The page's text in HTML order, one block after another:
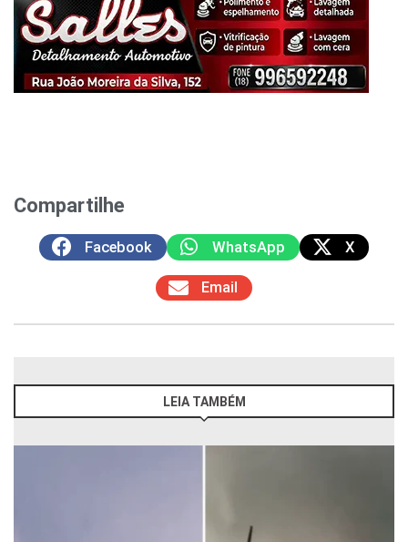
Compartilhe
Facebook WhatsApp X
Email
LEIA TAMBÉM